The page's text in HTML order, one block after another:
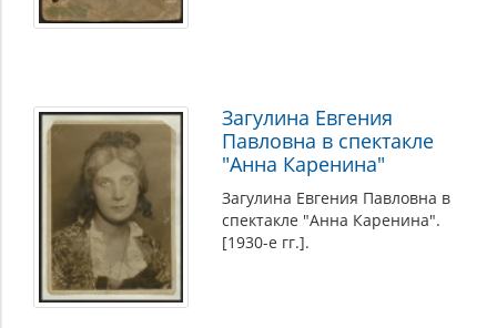
Загулина Евгения
Павловна в спектакле
"Анна Каренина"
Загулина Евгения Павловна в
спектакле "Анна Каренина".
[1930-е гг.].